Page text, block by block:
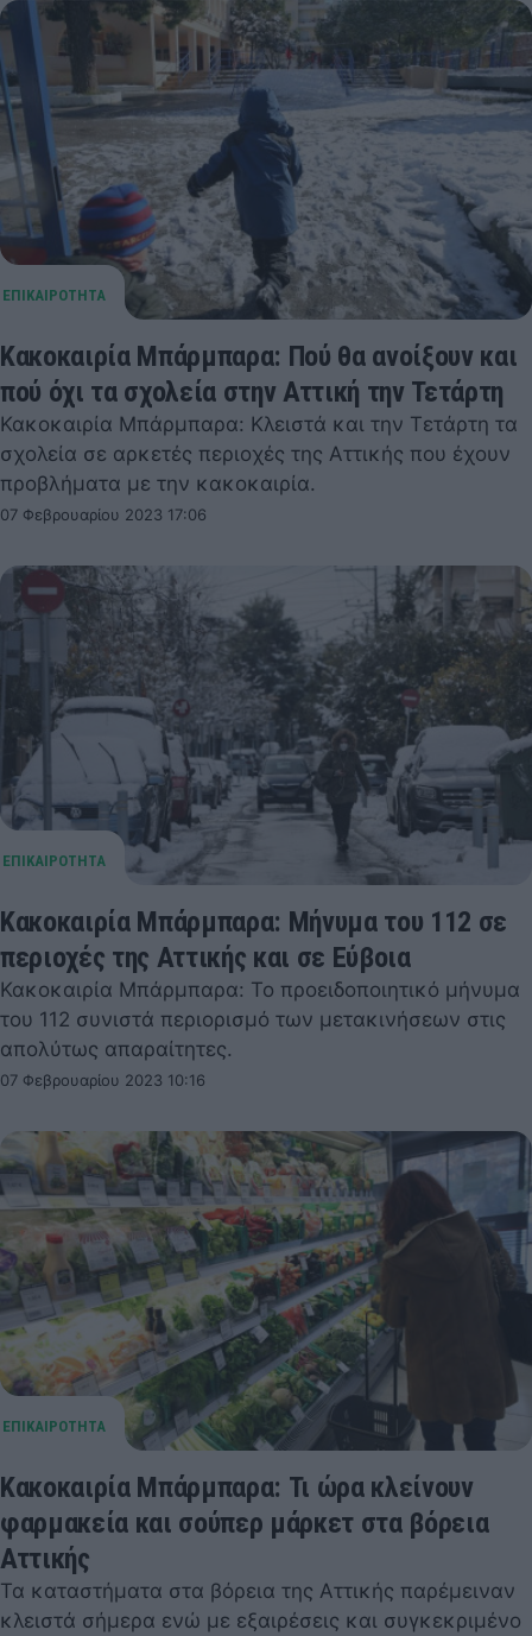
Κακοκαιρία Μπάρμπαρα: Πού θα ανοίξουν και
πού όχι τα σχολεία στην Αττική την Τετάρτη
Κακοκαιρία Μπάρμπαρα: Κλειστά και την Τετάρτη τα
σχολεία σε αρκετές περιοχές της Αττικής που έχουν
προβλήματα με την κακοκαιρία.
07 Φεβρουαρίου 2023 17:06
Κακοκαιρία Μπάρμπαρα: Μήνυμα του 112 σε
περιοχές της Αττικής και σε Εύβοια
Κακοκαιρία Μπάρμπαρα: Το προειδοποιητικό μήνυμα
του 112 συνιστά περιορισμό των μετακινήσεων στις
απολύτως απαραίτητες.
07 Φεβρουαρίου 2023 10:16
Κακοκαιρία Μπάρμπαρα: Τι ώρα κλείνουν
φαρμακεία και σούπερ μάρκετ στα βόρεια
Αττικής
Τα καταστήματα στα βόρεια της Αττικής παρέμειναν
κλειστά σήμερα ενώ με εξαιρέσεις και συγκεκριμένο